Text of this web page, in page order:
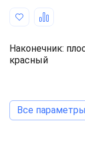
Наконечник:
красный
Все параметры